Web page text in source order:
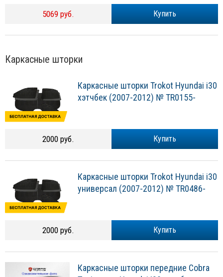
Купить
5069 руб.
Каркасные шторки
Каркасные шторки Trokot Hyundai i30
хэтчбек (2007-2012) № TR0155-
Купить
2000 руб.
Каркасные шторки Trokot Hyundai i30
универсал (2007-2012) № TR0486-
Купить
2000 руб.
Каркасные шторки передние Cobra